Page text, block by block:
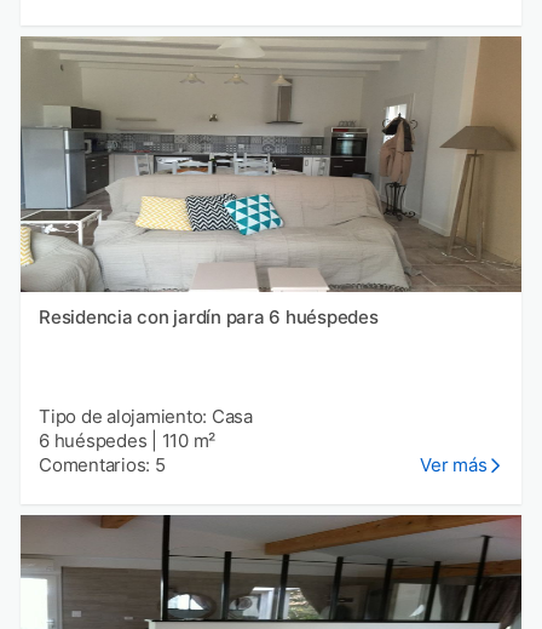
Residencia con jardín para 6 huéspedes
Tipo de alojamiento: Casa
6 huéspedes
110 m²
Comentarios: 5
Ver más